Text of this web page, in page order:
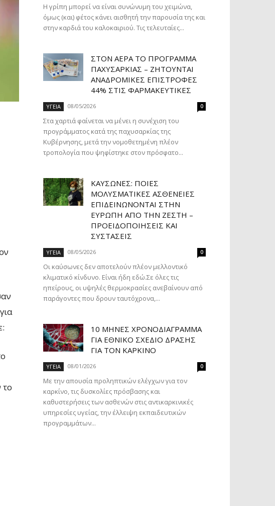
Η γρίπη μπορεί να είναι συνώνυμη του χειμώνα,
όμως (και) φέτος κάνει αισθητή την παρουσία της και
στην καρδιά του καλοκαιριού. Τις τελευταίες...
ΣΤΟΝ ΑΈΡΑ ΤΟ ΠΡΌΓΡΑΜΜΑ
ΠΑΧΥΣΑΡΚΊΑΣ – ΖΗΤΟΎΝΤΑΙ
ΑΝΑΔΡΟΜΙΚΈΣ ΕΠΙΣΤΡΟΦΈΣ
44% ΣΤΙΣ ΦΑΡΜΑΚΕΥΤΙΚΈΣ
ΥΓΕΙΑ 08/05/2026 0
Στα χαρτιά φαίνεται να μένει η συνέχιση του
προγράμματος κατά της παχυσαρκίας της
Κυβέρνησης, μετά την νομοθετημένη πλέον
τροπολογία που ψηφίστηκε στον πρόσφατο...
ΚΑΎΣΩΝΕΣ: ΠΟΙΕΣ
ΜΟΛΥΣΜΑΤΙΚΈΣ ΑΣΘΈΝΕΙΕΣ
ΕΠΙΔΕΙΝΏΝΟΝΤΑΙ ΣΤΗΝ
ΕΥΡΏΠΗ ΑΠΌ ΤΗΝ ΖΈΣΤΗ –
ΠΡΟΕΙΔΟΠΟΙΉΣΕΙΣ ΚΑΙ
ΣΥΣΤΆΣΕΙΣ
ΥΓΕΙΑ 08/05/2026 0
Οι καύσωνες δεν αποτελούν πλέον μελλοντικό
κλιματικό κίνδυνο. Είναι ήδη εδώ.Σε όλες τις
ηπείρους, οι υψηλές θερμοκρασίες ανεβαίνουν από
παράγοντες που δρουν ταυτόχρονα,...
10 ΜΉΝΕΣ ΧΡΟΝΟΔΙΆΓΡΑΜΜΑ
ΓΙΑ ΕΘΝΙΚΌ ΣΧΈΔΙΟ ΔΡΆΣΗΣ
ΓΙΑ ΤΟΝ ΚΑΡΚΊΝΟ
ΥΓΕΙΑ 08/01/2026 0
Με την απουσία προληπτικών ελέγχων για τον
καρκίνο, τις δυσκολίες πρόσβασης και
καθυστερήσεις των ασθενών στις αντικαρκινικές
υπηρεσίες υγείας, την έλλειψη εκπαιδευτικών
προγραμμάτων...